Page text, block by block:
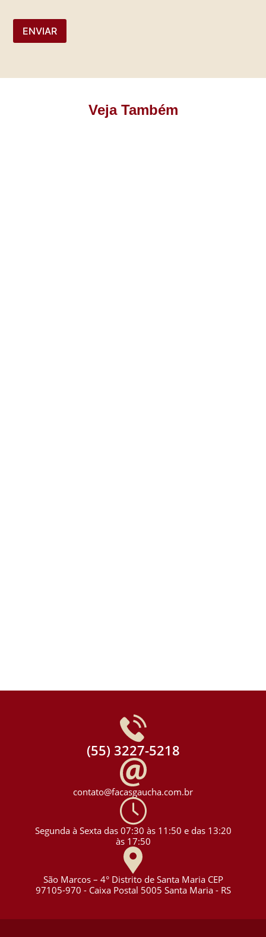
ENVIAR
Veja Também
(55) 3227-5218
contato@facasgaucha.com.br
Segunda à Sexta das 07:30 às 11:50 e das 13:20
às 17:50
São Marcos – 4° Distrito de Santa Maria CEP
97105-970 - Caixa Postal 5005 Santa Maria - RS